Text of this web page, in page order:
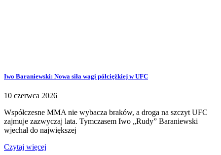
Iwo Baraniewski: Nowa siła wagi półciężkiej w UFC
10 czerwca 2026
Współczesne MMA nie wybacza braków, a droga na szczyt UFC
zajmuje zazwyczaj lata. Tymczasem Iwo „Rudy” Baraniewski
wjechał do największej
Czytaj więcej